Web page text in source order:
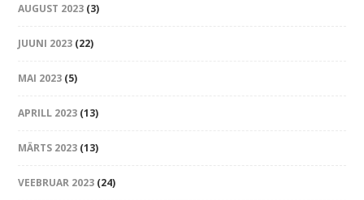
AUGUST 2023 (3)
JUUNI 2023 (22)
MAI 2023 (5)
APRILL 2023 (13)
MÄRTS 2023 (13)
VEEBRUAR 2023 (24)